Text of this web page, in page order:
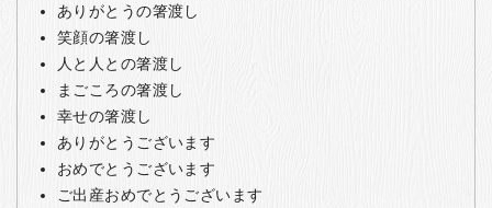
ありがとうの箸渡し
笑顔の箸渡し
人と人との箸渡し
まごころの箸渡し
幸せの箸渡し
ありがとうございます
おめでとうございます
ご出産おめでとうございます